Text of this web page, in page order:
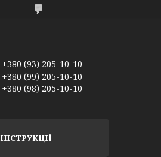
+380 (93) 205-10-10
+380 (99) 205-10-10
+380 (98) 205-10-10
ІНСТРУКЦІЇ